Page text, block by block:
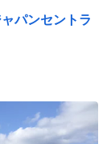
パンセントラ